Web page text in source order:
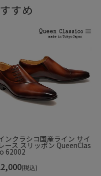
すめ
ンクラシコ国産ライン サイ
ース スリッポン QueenClas
62002
(税込)